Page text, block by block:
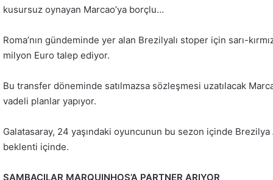
kusursuz oynayan Marcao’ya borçlu…
Roma’nın gündeminde yer alan Brezilyalı stoper için sarı-
milyon Euro talep ediyor.
Bu transfer döneminde satılmazsa sözleşmesi uzatılacak
vadeli planlar yapıyor.
Galatasaray, 24 yaşındaki oyuncunun bu sezon içinde Brezilya
beklenti içinde.
SAMBACILAR MARQUINHOS’A PARTNER ARIYOR